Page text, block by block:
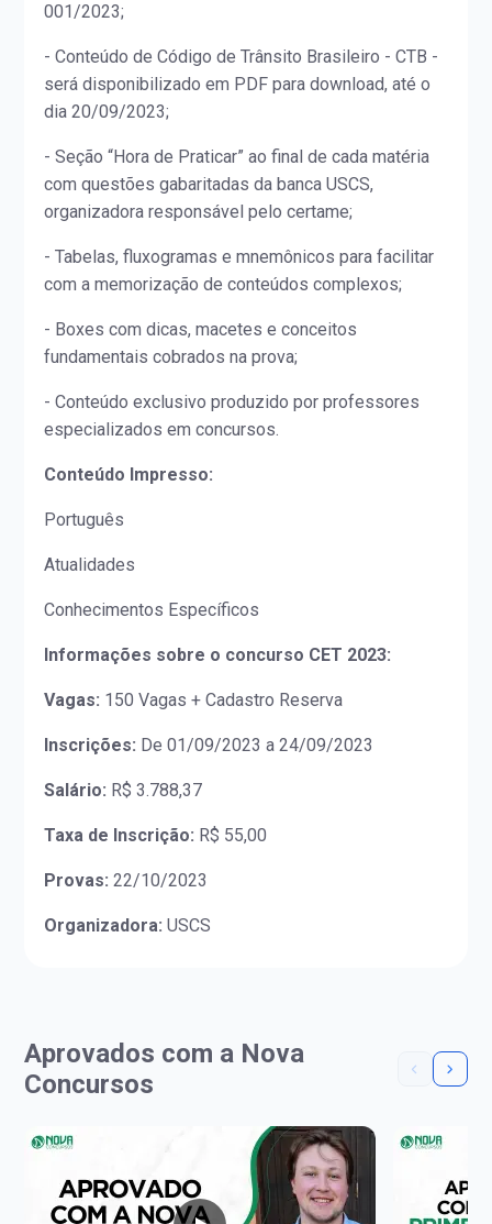
001/2023;
- Conteúdo de Código de Trânsito Brasileiro - CTB -
será disponibilizado em PDF para download, até o
dia 20/09/2023;
- Seção “Hora de Praticar” ao final de cada matéria
com questões gabaritadas da banca USCS,
organizadora responsável pelo certame;
- Tabelas, fluxogramas e mnemônicos para facilitar
com a memorização de conteúdos complexos;
- Boxes com dicas, macetes e conceitos
fundamentais cobrados na prova;
- Conteúdo exclusivo produzido por professores
especializados em concursos.
Conteúdo Impresso:
Português
Atualidades
Conhecimentos Específicos
Informações sobre o concurso CET 2023:
Vagas: 150 Vagas + Cadastro Reserva
Inscrições: De 01/09/2023 a 24/09/2023
Salário: R$ 3.788,37
Taxa de Inscrição: R$ 55,00
Provas: 22/10/2023
Organizadora: USCS
Aprovados com a Nova
Concursos